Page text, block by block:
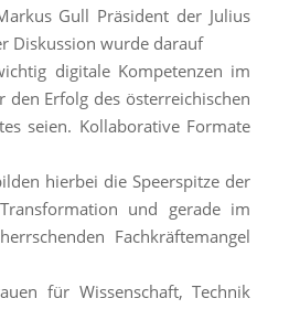
Gull Präsident der Julius
Diskussion wurde darauf
digitale Kompetenzen im
den Erfolg des österreichischen
seien. Kollaborative Formate
hierbei die Speerspitze der
und gerade im
Fachkräftemangel
für Wissenschaft, Technik